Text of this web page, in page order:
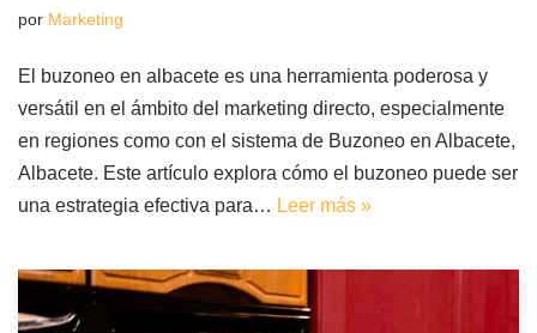
por Marketing
El buzoneo en albacete es una herramienta poderosa y
versátil en el ámbito del marketing directo, especialmente
en regiones como con el sistema de Buzoneo en Albacete,
Albacete. Este artículo explora cómo el buzoneo puede ser
una estrategia efectiva para… Leer más »